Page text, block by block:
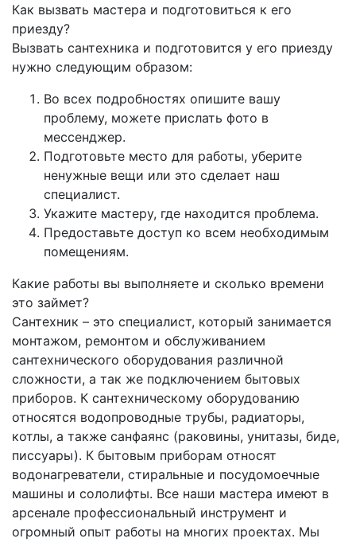
Как вызвать мастера и подготовиться к его
приезду?
Вызвать сантехника и подготовится у его приезду
нужно следующим образом:
Во всех подробностях опишите вашу
проблему, можете прислать фото в
мессенджер.
Подготовьте место для работы, уберите
ненужные вещи или это сделает наш
специалист.
Укажите мастеру, где находится проблема.
Предоставьте доступ ко всем необходимым
помещениям.
Какие работы вы выполняете и сколько времени
это займет?
Сантехник – это специалист, который занимается
монтажом, ремонтом и обслуживанием
сантехнического оборудования различной
сложности, а так же подключением бытовых
приборов. К сантехническому оборудованию
относятся водопроводные трубы, радиаторы,
котлы, а также санфаянс (раковины, унитазы, биде,
писсуары). К бытовым приборам относят
водонагреватели, стиральные и посудомоечные
машины и сололифты. Все наши мастера имеют в
арсенале профессиональный инструмент и
огромный опыт работы на многих проектах. Мы